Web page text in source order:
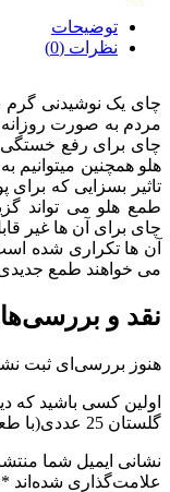
توضیحات
نظرات (0)
چای یک نوشیدنی گرم
مردم به صورت
چای برای رفع خستگی
تاثیر بسزایی که
طمع هلو می تواند
چای برای آن ها غیر
آن ها تکراری شده
می خواهند طمع جدیدی
نقد و بررسی‌ها
هنوز بررسی‌ای ثبت
اولین کسی باشید که
گلستان 25 عددی(با طعم هلو)”
نشانی ایمیل شما
علامت‌گذاری شده‌اند *